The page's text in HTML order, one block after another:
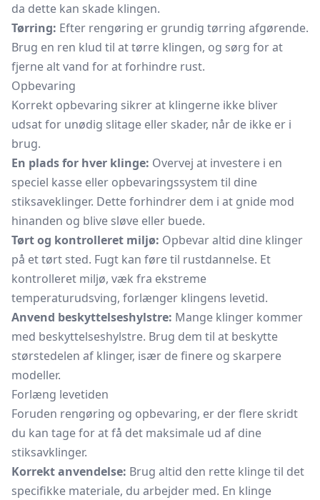
da dette kan skade klingen.
Tørring: Efter rengøring er grundig tørring afgørende.
Brug en ren klud til at tørre klingen, og sørg for at
fjerne alt vand for at forhindre rust.
Opbevaring
Korrekt opbevaring sikrer at klingerne ikke bliver
udsat for unødig slitage eller skader, når de ikke er i
brug.
En plads for hver klinge: Overvej at investere i en
speciel kasse eller opbevaringssystem til dine
stiksaveklinger. Dette forhindrer dem i at gnide mod
hinanden og blive sløve eller buede.
Tørt og kontrolleret miljø: Opbevar altid dine klinger
på et tørt sted. Fugt kan føre til rustdannelse. Et
kontrolleret miljø, væk fra ekstreme
temperaturudsving, forlænger klingens levetid.
Anvend beskyttelseshylstre: Mange klinger kommer
med beskyttelseshylstre. Brug dem til at beskytte
størstedelen af klinger, især de finere og skarpere
modeller.
Forlæng levetiden
Foruden rengøring og opbevaring, er der flere skridt
du kan tage for at få det maksimale ud af dine
stiksavklinger.
Korrekt anvendelse: Brug altid den rette klinge til det
specifikke materiale, du arbejder med. En klinge